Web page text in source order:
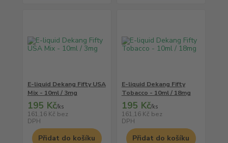
E-liquid Dekang Fifty USA
Mix - 10ml / 3mg
195 Kč/ks
161,16 Kč bez
DPH
Přidat do košíku
E-liquid Dekang Fifty
Tobacco - 10ml / 18mg
195 Kč/ks
161,16 Kč bez
DPH
Přidat do košíku